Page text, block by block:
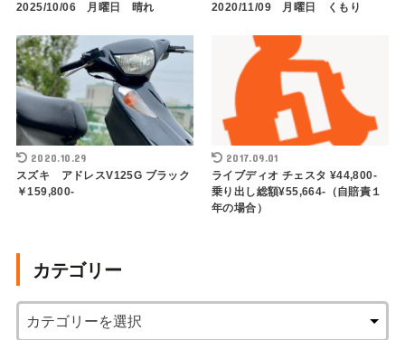
2025/10/06 月曜日 晴れ 2020/11/09 月曜日 くもり
2020.10.29
スズキ アドレスV125G ブラック
￥159,800-
2017.09.01
ライブディオ チェスタ ¥44,800-
乗り出し総額¥55,664-（自賠責１
年の場合）
カテゴリー